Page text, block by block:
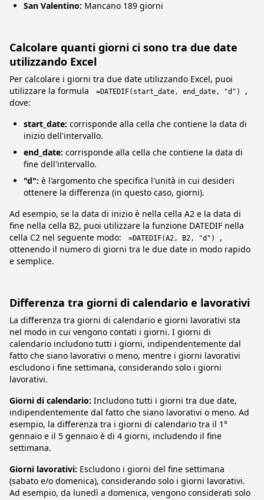
San Valentino: Mancano 189 giorni
Calcolare quanti giorni ci sono tra due date
utilizzando Excel
Per calcolare i giorni tra due date utilizzando Excel, puoi
utilizzare la formula
=DATEDIF(start_date, end_date, "d")
,
dove:
start_date: corrisponde alla cella che contiene la data di
inizio dell'intervallo.
end_date: corrisponde alla cella che contiene la data di
fine dell'intervallo.
"d": è l'argomento che specifica l'unità in cui desideri
ottenere la differenza (in questo caso, giorni).
Ad esempio, se la data di inizio è nella cella A2 e la data di
fine nella cella B2, puoi utilizzare la funzione DATEDIF nella
cella C2 nel seguente modo:
=DATEDIF(A2, B2, "d")
,
ottenendo il numero di giorni tra le due date in modo rapido
e semplice.
Differenza tra giorni di calendario e lavorativi
La differenza tra giorni di calendario e giorni lavorativi sta
nel modo in cui vengono contati i giorni. I giorni di
calendario includono tutti i giorni, indipendentemente dal
fatto che siano lavorativi o meno, mentre i giorni lavorativi
escludono i fine settimana, considerando solo i giorni
lavorativi.
Giorni di calendario: Includono tutti i giorni tra due date,
indipendentemente dal fatto che siano lavorativi o meno. Ad
esempio, la differenza tra i giorni di calendario tra il 1°
gennaio e il 5 gennaio è di 4 giorni, includendo il fine
settimana.
Giorni lavorativi: Escludono i giorni del fine settimana
(sabato e/o domenica), considerando solo i giorni lavorativi.
Ad esempio, da lunedì a domenica, vengono considerati solo